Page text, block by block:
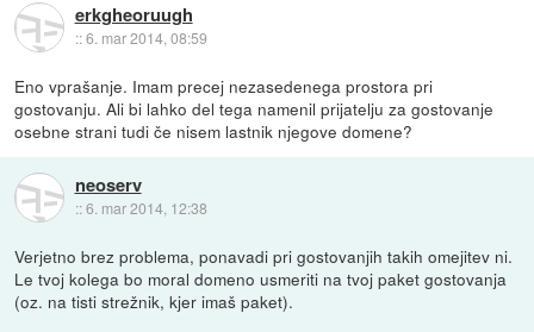
erkgheoruugh
::6. mar 2014, 08:59
Eno vprašanje. Imam precej nezasedenega prostora pri
gostovanju. Ali bi lahko del tega namenil prijatelju za gostovanje
osebne strani tudi če nisem lastnik njegove domene?
neoserv
::6. mar 2014, 12:38
Verjetno brez problema, ponavadi pri gostovanjih takih omejitev ni.
Le tvoj kolega bo moral domeno usmeriti na tvoj paket gostovanja
(oz. na tisti strežnik, kjer imaš paket).